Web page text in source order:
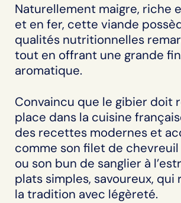
Naturellement maigre, riche
et en fer, cette viande
qualités nutritionnelles
tout en offrant une grande
aromatique.
Convaincu que le gibier doit
place dans la cuisine
des recettes modernes et
comme son filet de
ou son bun de sanglier à
plats simples, savoureux,
la tradition avec légèreté.